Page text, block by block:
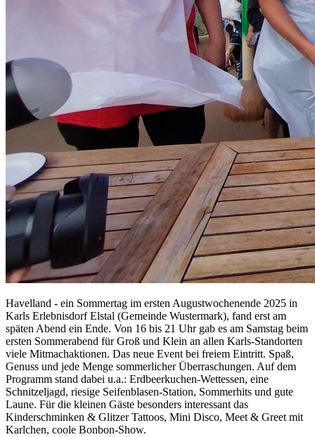
Havelland - ein Sommertag im ersten Augustwochenende 2025 in
Karls Erlebnisdorf Elstal (Gemeinde Wustermark), fand erst am
späten Abend ein Ende. Von 16 bis 21 Uhr gab es am Samstag beim
ersten Sommerabend für Groß und Klein an allen Karls-Standorten
viele Mitmachaktionen. Das neue Event bei freiem Eintritt. Spaß,
Genuss und jede Menge sommerlicher Überraschungen. Auf dem
Programm stand dabei u.a.: Erdbeerkuchen-Wettessen, eine
Schnitzeljagd, riesige Seifenblasen-Station, Sommerhits und gute
Laune. Für die kleinen Gäste besonders interessant das
Kinderschminken & Glitzer Tattoos, Mini Disco, Meet & Greet mit
Karlchen, coole Bonbon-Show.